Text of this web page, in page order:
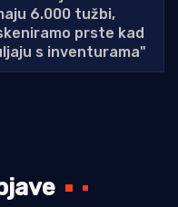
6.000 tužbi,
prste kad
s inventurama"